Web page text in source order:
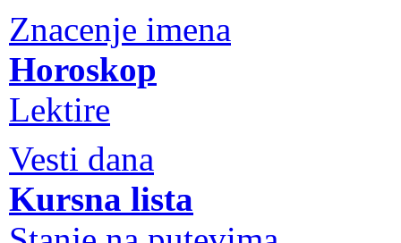
Znacenje imena
Horoskop
Lektire
Vesti dana
Kursna lista